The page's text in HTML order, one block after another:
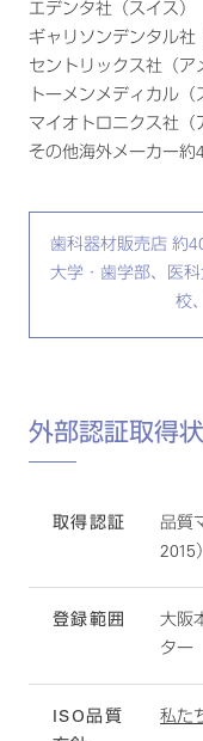
エデンタ社（スイス）
ギャリソンデンタル社
セントリックス社（ア
トーメンメディカル（
マイオトロニクス社（
その他海外メーカー約
歯科器材販売店 約
大学・歯学部、医
校
外部認証取得
取得認証
品質
2015）
登録範囲
大阪
ター
ISO品質
私た